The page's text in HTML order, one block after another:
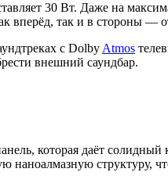
30 Вт. Даже на
вперёд, так и в стороны —
с Dolby Atmos
внешний саундбар.
которая даёт
наноалмазную структуру,